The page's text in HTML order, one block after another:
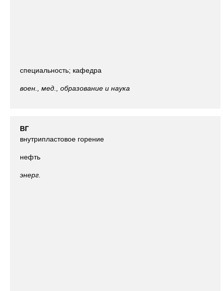
специальность; кафедра
воен., мед., образование и наука
ВГ
внутрипластовое горение
нефть
энерг.